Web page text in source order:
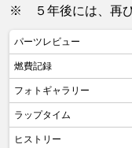
※ ５年後には、再
パーツレビュー
燃費記録
フォトギャラリー
ラップタイム
ヒストリー